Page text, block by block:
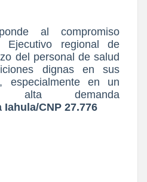
al compromiso
Ejecutivo regional de
del personal de salud
dignas en sus
especialmente en un
alta demanda
Iahula/CNP 27.776